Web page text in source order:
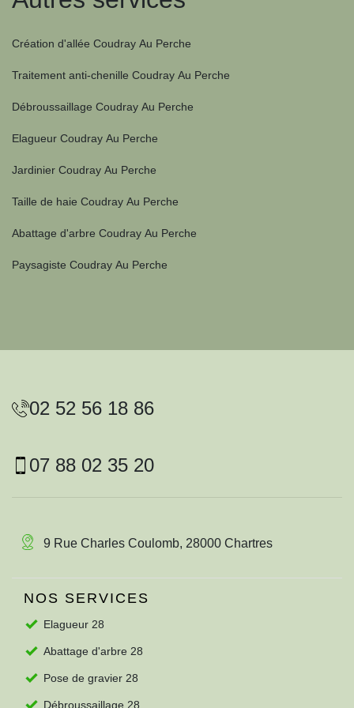
Création d'allée Coudray Au Perche
Traitement anti-chenille Coudray Au Perche
Débroussaillage Coudray Au Perche
Elagueur Coudray Au Perche
Jardinier Coudray Au Perche
Taille de haie Coudray Au Perche
Abattage d'arbre Coudray Au Perche
Paysagiste Coudray Au Perche
02 52 56 18 86
07 88 02 35 20
9 Rue Charles Coulomb, 28000 Chartres
NOS SERVICES
Elagueur 28
Abattage d'arbre 28
Pose de gravier 28
Débroussaillage 28